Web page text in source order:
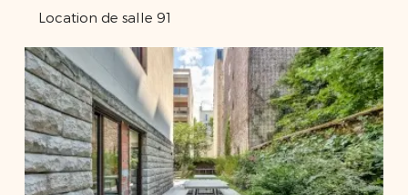
Location de salle 91